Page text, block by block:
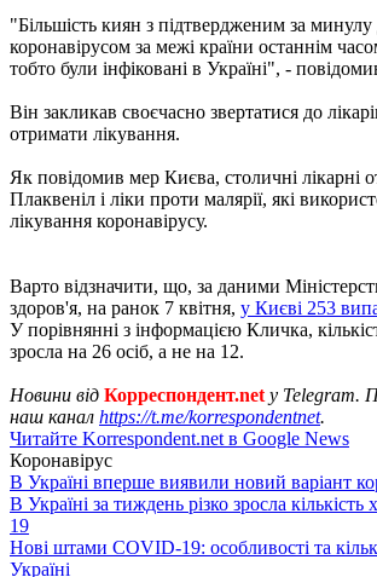
"Більшість киян з підтвердженим за минулу
коронавірусом за межі країни останнім
тобто були інфіковані в Україні", -
Він закликав своєчасно звертатися до
отримати лікування.
Як повідомив мер Києва, столичні лікарні
Плаквеніл і ліки проти малярії, які
лікування коронавірусу.
Варто відзначити, що, за даними
здоров'я, на ранок 7 квітня, у Києві 253
У порівнянні з інформацією Кличка,
зросла на 26 осіб, а не на 12.
Новини від Корреспондент.net у Telegram.
наш канал https://t.me/korrespondentnet.
Читайте Korrespondent.net в Google News
Коронавірус
В Україні вперше виявили новий варіант
В Україні за тиждень різко зросла
19
Нові штами COVID-19: особливості та
Україні